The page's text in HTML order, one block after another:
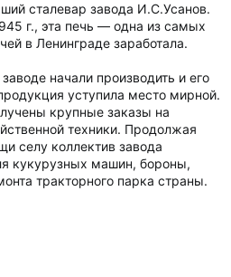
сталевар завода И.С.Усанов.
г., эта печь — одна из самых
в Ленинграде заработала.
начали производить и его
уступила место мирной.
крупные заказы на
техники. Продолжая
селу коллектив завода
кукурузных машин, бороны,
тракторного парка страны.